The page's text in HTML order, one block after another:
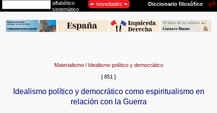
Materialismo / Idealismo político y democrático
[ 851 ]
Idealismo político y democrático como espiritualismo en
relación con la Guerra